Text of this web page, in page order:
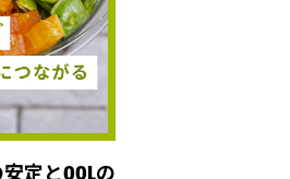
定とQOLの